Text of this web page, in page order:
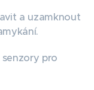
a uzamknout
pro